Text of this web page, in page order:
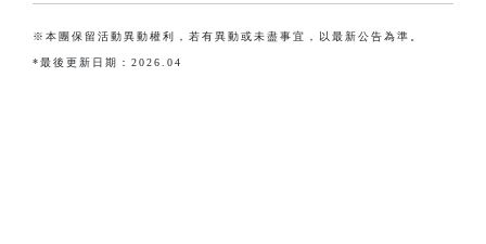
※本團保留活動異動權利，若有異動或未盡事宜，以最新公告為準。
*最後更新日期：2026.04